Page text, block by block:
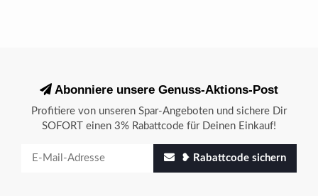
Abonniere unsere Genuss-Aktions-Post
Profitiere von unseren Spar-Angeboten und sichere Dir
SOFORT einen 3% Rabattcode für Deinen Einkauf!
❥ Rabattcode sichern